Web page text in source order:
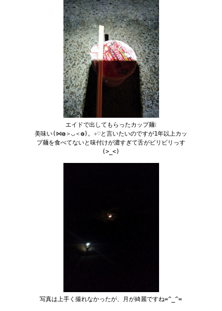
エイドで出してもらったカップ麺❕
美味い(⋈◍＞◡＜◍)。✧♡と言いたいのですが1年以上カッ
プ麺を食べてないと味付けが濃すぎて舌がビリビリっす
(>_<)
写真は上手く撮れなかったが、月が綺麗ですね=^_^=